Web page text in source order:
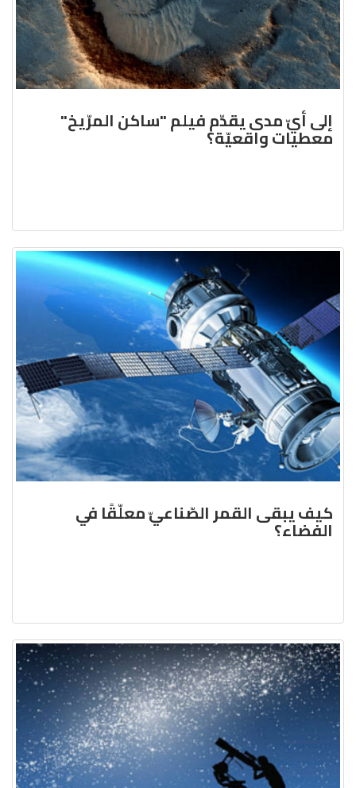
إلى أيّ مدى يقدّم فيلم "ساكن المرّيخ"
معطيات واقعيّة؟
كيف يبقى القمر الصّناعيّ معلّقًا في
الفضاء؟